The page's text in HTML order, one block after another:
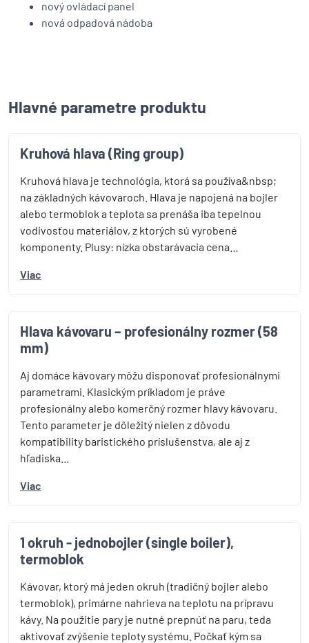
nový ovládací panel
nová odpadová nádoba
Hlavné parametre produktu
Kruhová hlava (Ring group)
Kruhová hlava je technológia, ktorá sa používa&nbsp;
na základných kávovaroch. Hlava je napojená na bojler
alebo termoblok a teplota sa prenáša iba tepelnou
vodivosťou materiálov, z ktorých sú vyrobené
komponenty. Plusy: nízka obstarávacia cena…
Viac
Hlava kávovaru – profesionálny rozmer (58
mm)
Aj domáce kávovary môžu disponovať profesionálnymi
parametrami. Klasickým príkladom je práve
profesionálny alebo komerčný rozmer hlavy kávovaru.
Tento parameter je dôležitý nielen z dôvodu
kompatibility baristického príslušenstva, ale aj z
hľadiska…
Viac
1 okruh - jednobojler (single boiler),
termoblok
Kávovar, ktorý má jeden okruh (tradičný bojler alebo
termoblok), primárne nahrieva na teplotu na prípravu
kávy. Na použitie pary je nutné prepnúť na paru, teda
aktivovať zvýšenie teploty systému. Počkať kým sa